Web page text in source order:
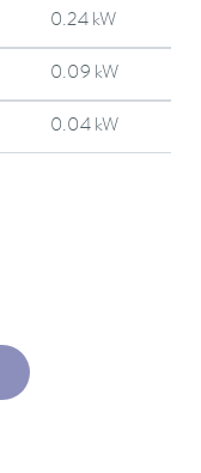
0.24 kW
0.09 kW
0.04 kW